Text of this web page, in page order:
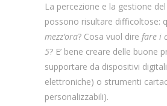
La percezione e la gestione del
possono risultare difficoltose:
mezz’ora? Cosa vuol dire fare i
5? E’ bene creare delle buone
supportare da dispositivi
elettroniche) o strumenti
personalizzabili).